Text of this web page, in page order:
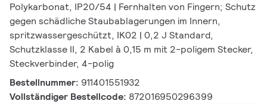
Polykarbonat, IP20/54 | Fernhalten von Fingern; Schutz
gegen schädliche Staubablagerungen im Innern,
spritzwassergeschützt, IK02 | 0,2 J Standard,
Schutzklasse II, 2 Kabel à 0,15 m mit 2-poligem Stecker,
Steckverbinder, 4-polig
Bestellnummer: 911401551932
Vollständiger Bestellcode: 872016950296399